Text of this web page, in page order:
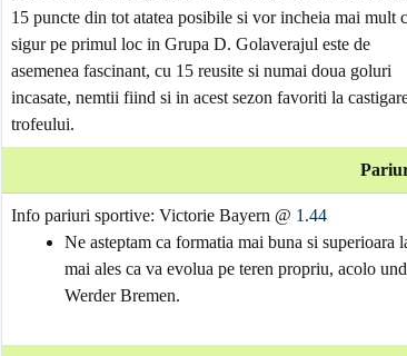
15 puncte din tot atatea posibile si vor incheia mai mult
sigur pe primul loc in Grupa D. Golaverajul este de
asemenea fascinant, cu 15 reusite si numai doua goluri
incasate, nemtii fiind si in acest sezon favoriti la
trofeului.
Info pariuri sportive: Victorie Bayern @ 1.44
Ne asteptam ca formatia mai buna si superioara
mai ales ca va evolua pe teren propriu, acolo
Werder Bremen.